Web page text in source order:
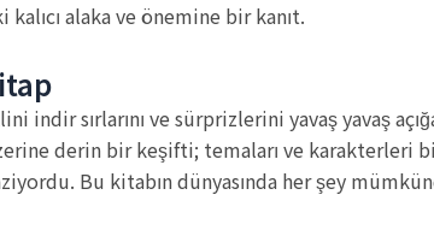
kalıcı alaka ve önemine bir kanıt.
indir sırlarını ve sürprizlerini yavaş yavaş
derin bir keşifti; temaları ve
Bu kitabın dünyasında her şey